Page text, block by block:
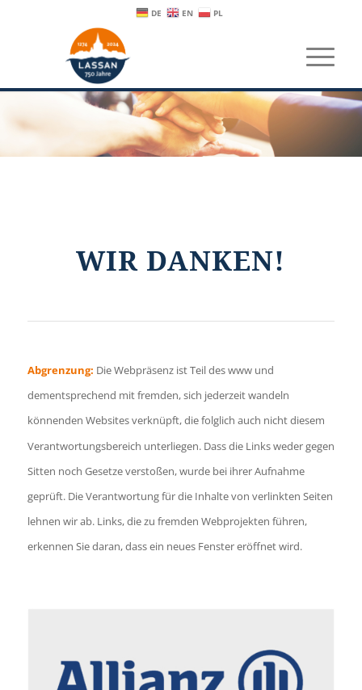
DE EN PL
WIR DANKEN!
Abgrenzung: Die Webpräsenz ist Teil des www und
dementsprechend mit fremden, sich jederzeit wandeln
könnenden Websites verknüpft, die folglich auch nicht diesem
Verantwortungsbereich unterliegen. Dass die Links weder gegen
Sitten noch Gesetze verstoßen, wurde bei ihrer Aufnahme
geprüft. Die Verantwortung für die Inhalte von verlinkten Seiten
lehnen wir ab. Links, die zu fremden Webprojekten führen,
erkennen Sie daran, dass ein neues Fenster eröffnet wird.